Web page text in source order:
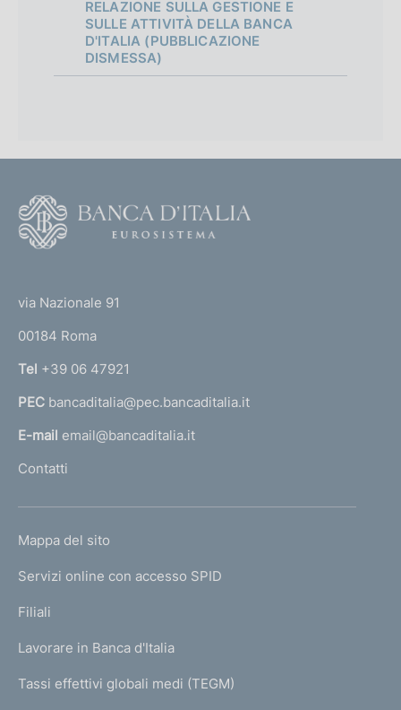
RELAZIONE SULLA GESTIONE E
SULLE ATTIVITÀ DELLA BANCA
D'ITALIA (PUBBLICAZIONE
DISMESSA)
r
n
a
l
'
m
e
a
g
via Nazionale 91
00184 Roma
Tel +39 06 47921
PEC bancaditalia@pec.bancaditalia.it
E-mail email@bancaditalia.it
Contatti
L
N
K
T
I
Mappa del sito
Servizi online con accesso SPID
Filiali
Lavorare in Banca d'Italia
Tassi effettivi globali medi (TEGM)